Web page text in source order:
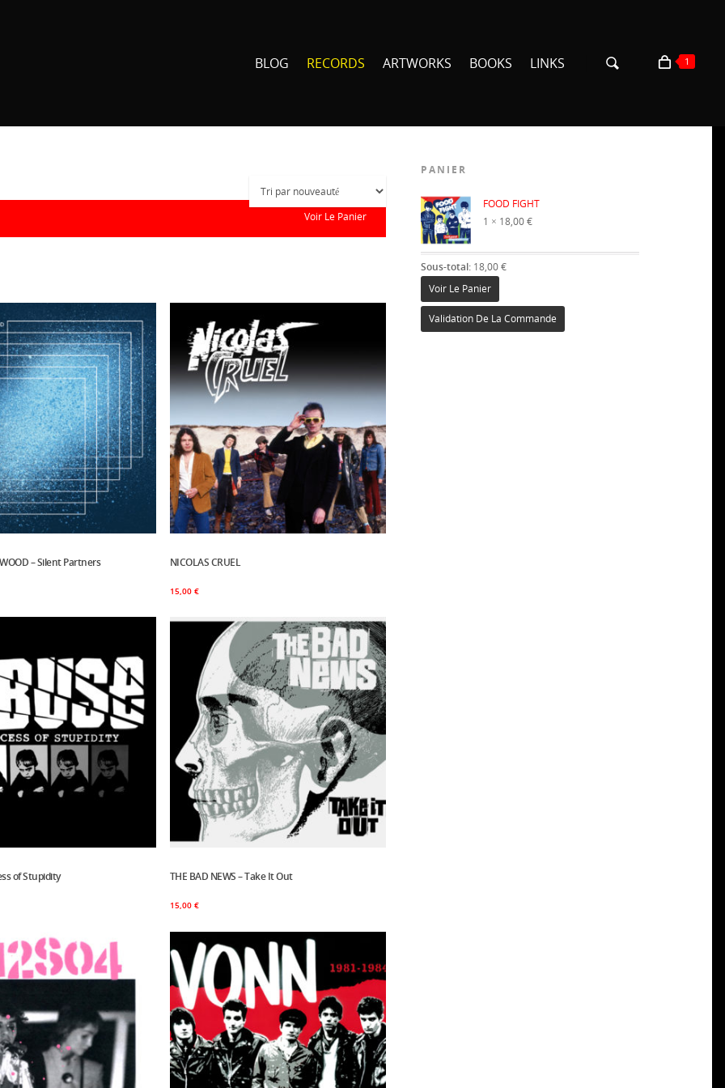
BLOG RECORDS ARTWORKS BOOKS LINKS 1
Voir Le Panier
– Silent Partners Ajouter Au Panier
NICOLAS CRUEL
15,00 €
of Stupidity Ajouter Au Panier
THE BAD NEWS – Take It Out
15,00 €
PANIER
×
FOOD FIGHT
1 × 18,00€
Sous-total: 18,00€
Voir Le Panier
Validation De La Commande